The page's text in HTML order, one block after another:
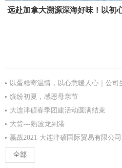
远赴加拿大溯源深海好味！以初
缤纷初夏，感恩母亲节
大连津硕春季团建活动圆满结束
大货---熟波龙到港
全部